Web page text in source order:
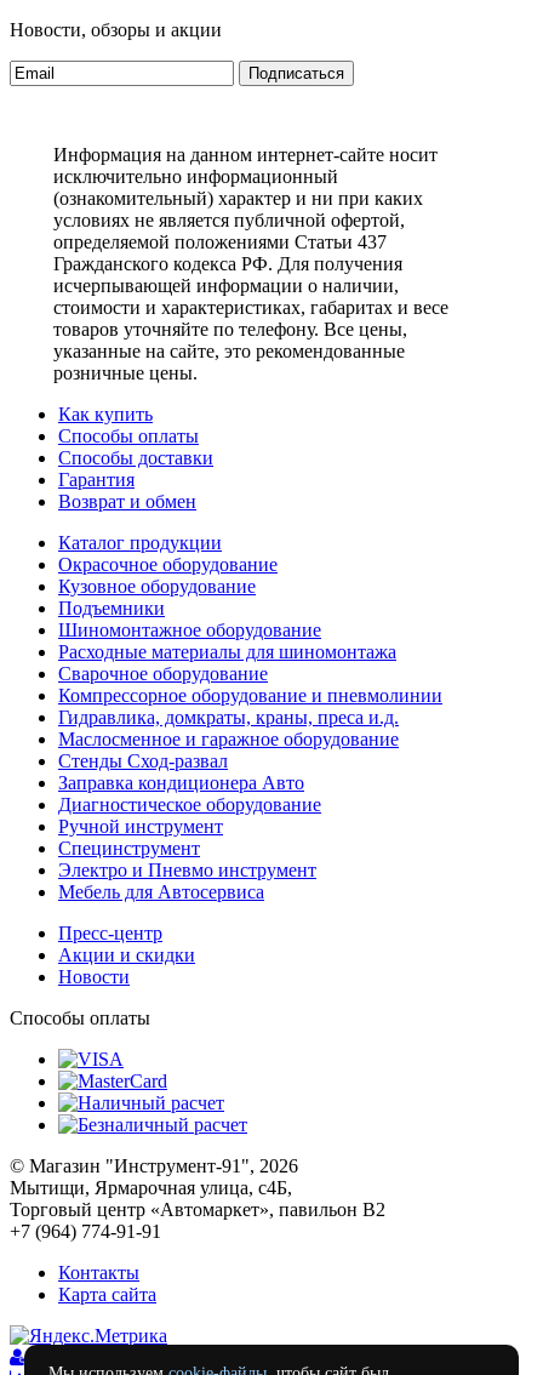
Новости, обзоры и акции
Подписаться
Информация на данном интернет-сайте носит
исключительно информационный
(ознакомительный) характер и ни при каких
условиях не является публичной офертой,
определяемой положениями Статьи 437
Гражданского кодекса РФ. Для получения
исчерпывающей информации о наличии,
стоимости и характеристиках, габаритах и весе
товаров уточняйте по телефону. Все цены,
указанные на сайте, это рекомендованные
розничные цены.
Как купить
Способы оплаты
Способы доставки
Гарантия
Возврат и обмен
Каталог продукции
Окрасочное оборудование
Кузовное оборудование
Подъемники
Шиномонтажное оборудование
Расходные материалы для шиномонтажа
Сварочное оборудование
Компрессорное оборудование и пневмолинии
Гидравлика, домкраты, краны, преса и.д.
Маслосменное и гаражное оборудование
Стенды Сход-развал
Заправка кондиционера Авто
Диагностическое оборудование
Ручной инструмент
Специнструмент
Электро и Пневмо инструмент
Мебель для Автосервиса
Пресс-центр
Акции и скидки
Новости
Способы оплаты
© Магазин "Инструмент-91", 2026
Мытищи, Ярмарочная улица, с4Б,
Торговый центр «Автомаркет», павильон В2
+7 (964) 774-91-91
Контакты
Карта сайта